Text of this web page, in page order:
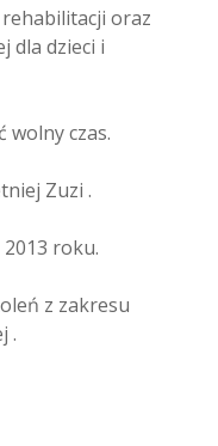
oraz
dla dzieci i
wolny czas.
Zuzi .
2013 roku.
z zakresu
.